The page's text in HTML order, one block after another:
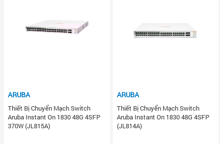
ARUBA
Thiết Bị Chuyển Mạch Switch
Aruba Instant On 1830 48G 4SFP
370W (JL815A)
ARUBA
Thiết Bị Chuyển Mạch Switch
Aruba Instant On 1830 48G 4SFP
(JL814A)